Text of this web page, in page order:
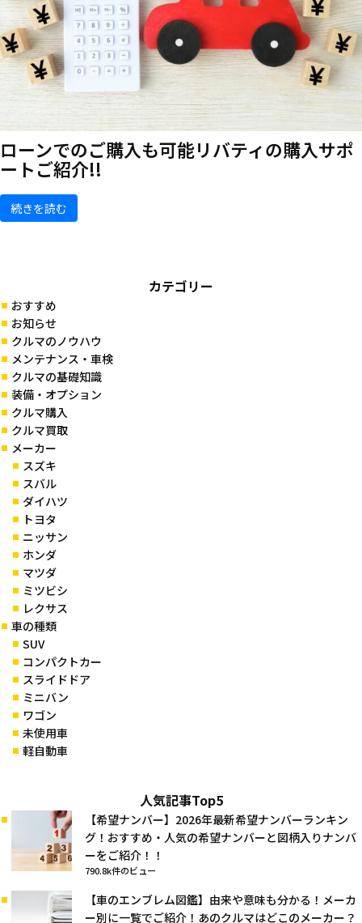
ローンでのご購入も可能リバティの購入サポ
ートご紹介!!
続きを読む
カテゴリー
おすすめ
お知らせ
クルマのノウハウ
メンテナンス・車検
クルマの基礎知識
装備・オプション
クルマ購入
クルマ買取
メーカー
スズキ
スバル
ダイハツ
トヨタ
ニッサン
ホンダ
マツダ
ミツビシ
レクサス
車の種類
SUV
コンパクトカー
スライドドア
ミニバン
ワゴン
未使用車
軽自動車
人気記事Top5
【希望ナンバー】2026年最新希望ナンバーランキン
グ！おすすめ・人気の希望ナンバーと図柄入りナンバ
ーをご紹介！！
790.8k件のビュー
【車のエンブレム図鑑】由来や意味も分かる！メーカ
ー別に一覧でご紹介！あのクルマはどこのメーカー？